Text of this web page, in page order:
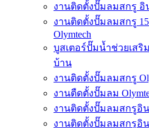
งานติดตั้งปั๊มลมสกรู อิ
งานติดตั้งปั๊มลมสกรู
Olymtech
บูสเตอร์ปั๊มน้ำช่วยเส
บ้าน
งานติดตั้งปั๊มลมสกรู
งานตืดตั้งปั๊มลม
งานติดตั้งปั๊มลมสกรูอิน
งานติดตั้งปั๊มลมสกรูอิน